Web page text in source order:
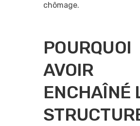
chômage.
POURQUOI
AVOIR
ENCHAÎNÉ